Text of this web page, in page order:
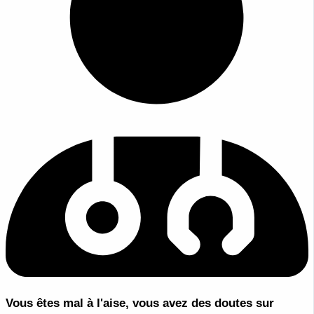
Vous êtes mal à l'aise, vous avez des doutes sur